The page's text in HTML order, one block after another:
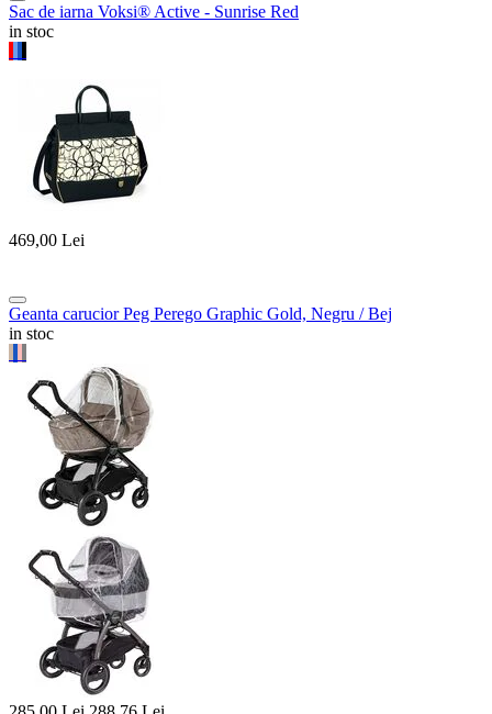
Sac de iarna Voksi® Active - Sunrise Red
in stoc
469,00 Lei
Geanta carucior Peg Perego Graphic Gold, Negru / Bej
in stoc